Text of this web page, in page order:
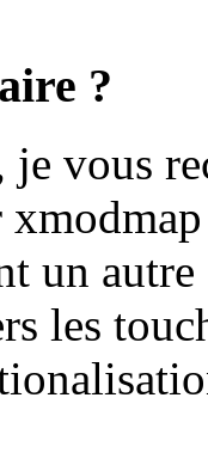
?
vous
un
les